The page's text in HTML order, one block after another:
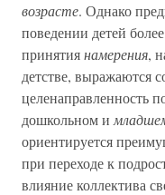
возрасте. Однако
поведении детей
принятиянамерения,
детстве, выражаются
целенаправленность
дошкольном и
ориентируется
при переходе к
влияние коллектива